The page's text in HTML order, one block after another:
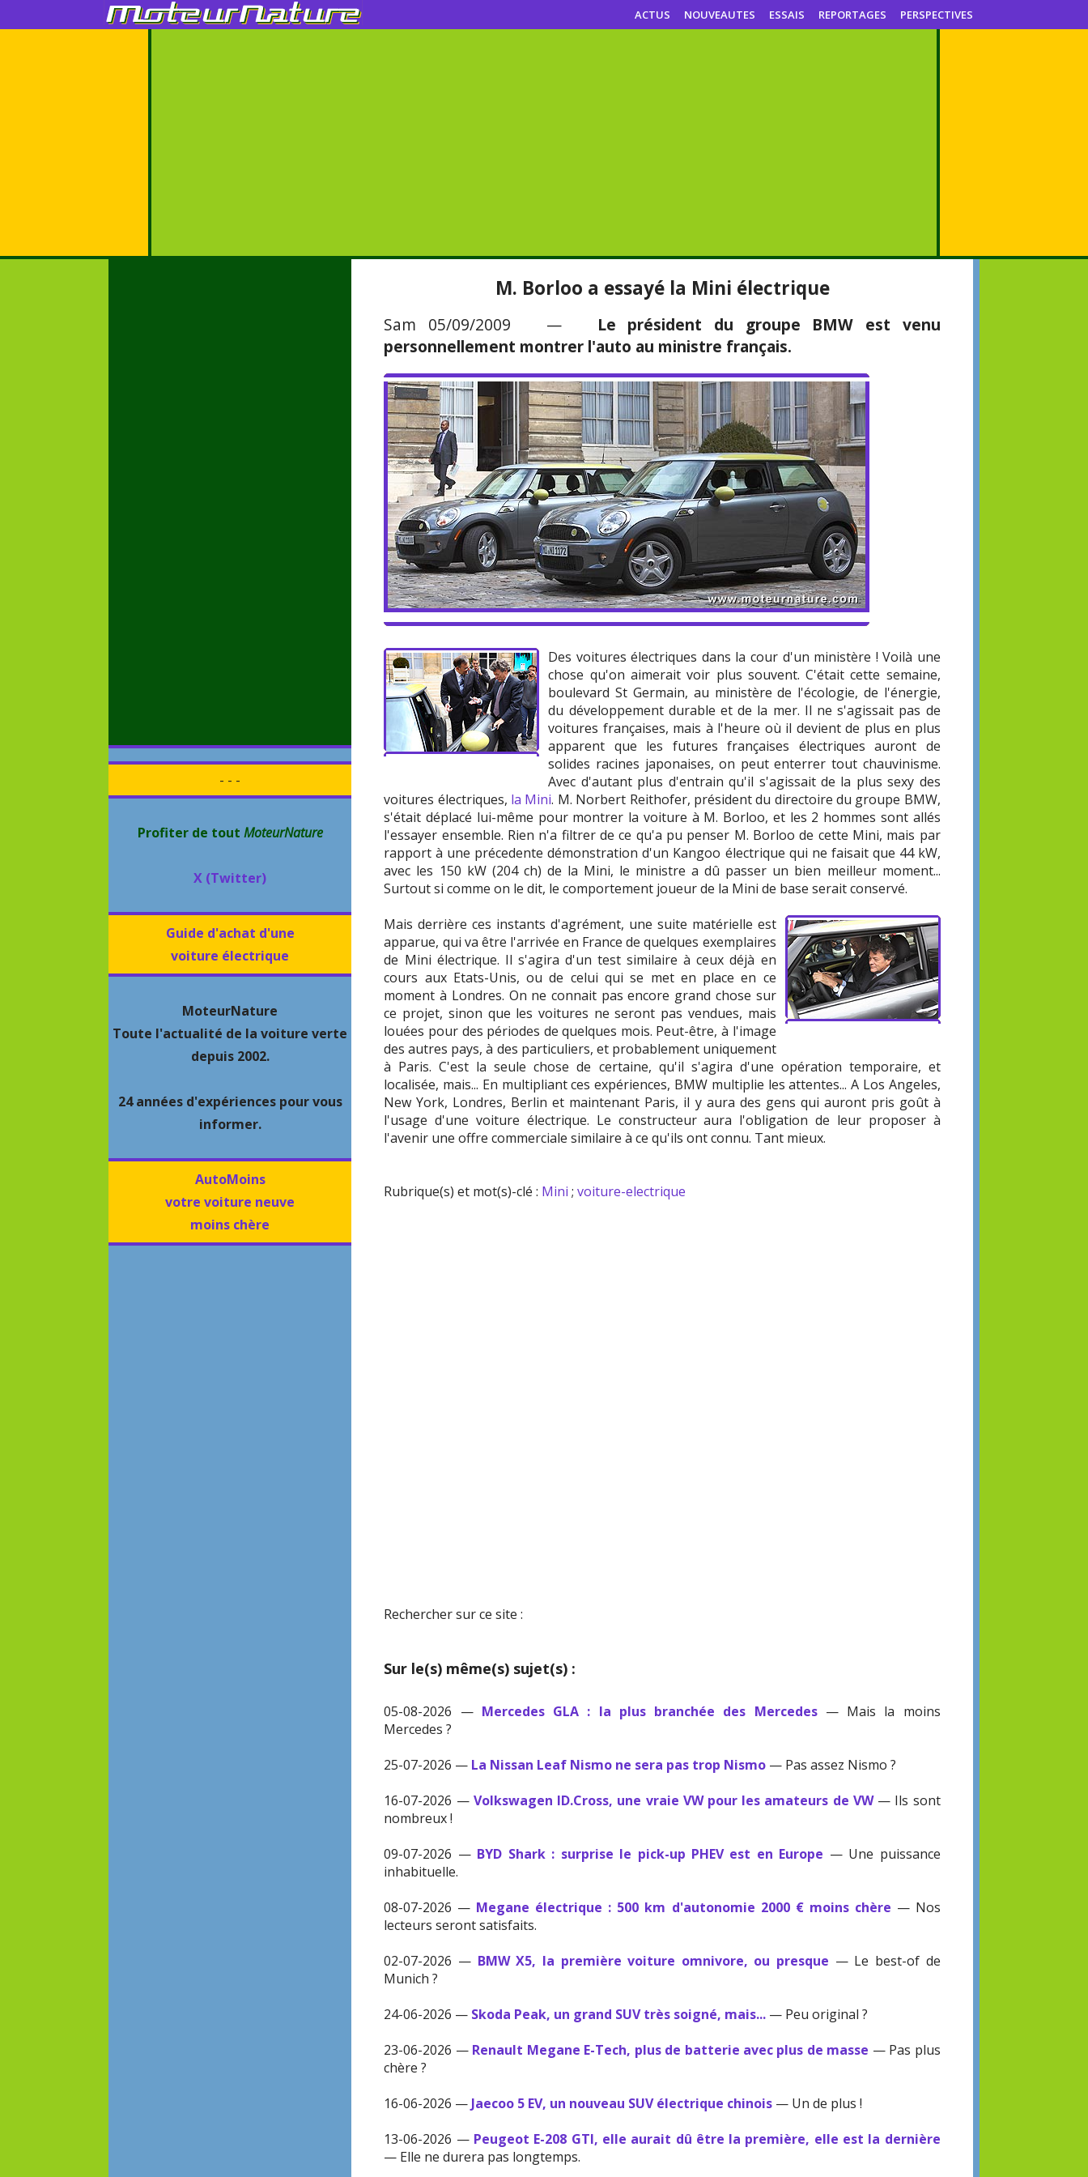
ACTUS NOUVEAUTES ESSAIS REPORTAGES PERSPECTIVES
- - -
Profiter de tout MoteurNature
X (Twitter)
Guide d'achat d'une
voiture électrique
MoteurNature
Toute l'actualité de la voiture verte
depuis 2002.
24 années d'expériences pour vous
informer.
AutoMoins
votre voiture neuve
moins chère
M. Borloo a essayé la Mini électrique
Sam 05/09/2009 — Le président du groupe BMW est venu
personnellement montrer l'auto au ministre français.
Des voitures électriques dans la cour d'un ministère ! Voilà une
chose qu'on aimerait voir plus souvent. C'était cette semaine,
boulevard St Germain, au ministère de l'écologie, de l'énergie,
du développement durable et de la mer. Il ne s'agissait pas de
voitures françaises, mais à l'heure où il devient de plus en plus
apparent que les futures françaises électriques auront de
solides racines japonaises, on peut enterrer tout chauvinisme.
Avec d'autant plus d'entrain qu'il s'agissait de la plus sexy des
voitures électriques, la Mini. M. Norbert Reithofer, président du directoire du groupe BMW,
s'était déplacé lui-même pour montrer la voiture à M. Borloo, et les 2 hommes sont allés
l'essayer ensemble. Rien n'a filtrer de ce qu'a pu penser M. Borloo de cette Mini, mais par
rapport à une précedente démonstration d'un Kangoo électrique qui ne faisait que 44 kW,
avec les 150 kW (204 ch) de la Mini, le ministre a dû passer un bien meilleur moment...
Surtout si comme on le dit, le comportement joueur de la Mini de base serait conservé.
Mais derrière ces instants d'agrément, une suite matérielle est
apparue, qui va être l'arrivée en France de quelques exemplaires
de Mini électrique. Il s'agira d'un test similaire à ceux déjà en
cours aux Etats-Unis, ou de celui qui se met en place en ce
moment à Londres. On ne connait pas encore grand chose sur
ce projet, sinon que les voitures ne seront pas vendues, mais
louées pour des périodes de quelques mois. Peut-être, à l'image
des autres pays, à des particuliers, et probablement uniquement
à Paris. C'est la seule chose de certaine, qu'il s'agira d'une opération temporaire, et
localisée, mais... En multipliant ces expériences, BMW multiplie les attentes... A Los Angeles,
New York, Londres, Berlin et maintenant Paris, il y aura des gens qui auront pris goût à
l'usage d'une voiture électrique. Le constructeur aura l'obligation de leur proposer à
l'avenir une offre commerciale similaire à ce qu'ils ont connu. Tant mieux.
Rubrique(s) et mot(s)-clé : Mini ;voiture-electrique
Rechercher sur ce site :
Sur le(s) même(s) sujet(s) :
05-08-2026 — Mercedes GLA : la plus branchée des Mercedes— Mais la moins
Mercedes ?
25-07-2026 — La Nissan Leaf Nismo ne sera pas trop Nismo — Pas assez Nismo ?
16-07-2026 — Volkswagen ID.Cross, une vraie VW pour les amateurs de VW— Ils sont
nombreux !
09-07-2026 — BYD Shark : surprise le pick-up PHEV est en Europe — Une puissance
inhabituelle.
08-07-2026 — Megane électrique : 500 km d'autonomie 2000 € moins chère — Nos
lecteurs seront satisfaits.
02-07-2026 — BMW X5, la première voiture omnivore, ou presque — Le best-of de
Munich ?
24-06-2026 — Skoda Peak, un grand SUV très soigné, mais... — Peu original ?
23-06-2026 — Renault Megane E-Tech, plus de batterie avec plus de masse — Pas plus
chère ?
16-06-2026 — Jaecoo 5 EV, un nouveau SUV électrique chinois — Un de plus !
13-06-2026 — Peugeot E-208 GTI, elle aurait dû être la première, elle est la dernière
— Elle ne durera pas longtemps.